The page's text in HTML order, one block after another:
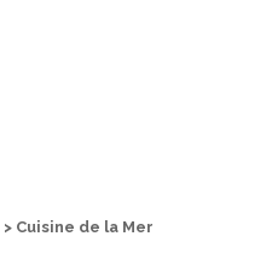
> Cuisine de la Mer